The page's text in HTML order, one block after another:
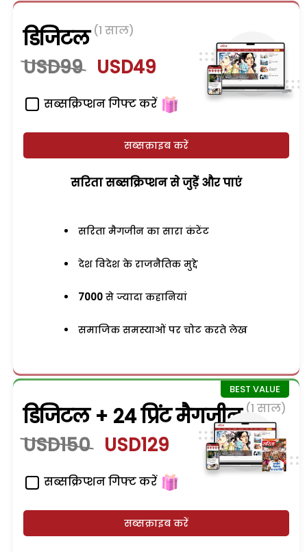
डिजिटल (1 साल)
USD99 USD49
सब्सक्रिप्शन गिफ्ट करें
सब्सक्राइब करें
सरिता सब्सक्रिप्शन से जुड़ेें और पाएं
सरिता मैगजीन का सारा कंटेंट
देश विदेश के राजनैतिक मुद्दे
7000 से ज्यादा कहानियां
समाजिक समस्याओं पर चोट करते लेख
डिजिटल + 24 प्रिंट मैगजीन (1 साल)
USD150 USD129
सब्सक्रिप्शन गिफ्ट करें
सब्सक्राइब करें